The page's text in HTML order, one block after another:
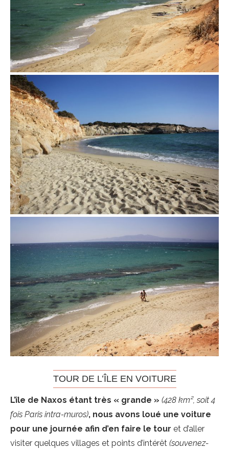
TOUR DE L’ÎLE EN VOITURE
L’île de Naxos étant très « grande » (428 km², soit 4
fois Paris intra-muros), nous avons loué une voiture
pour une journée afin d’en faire le tour et d’aller
visiter quelques villages et points d’intérêt (souvenez-